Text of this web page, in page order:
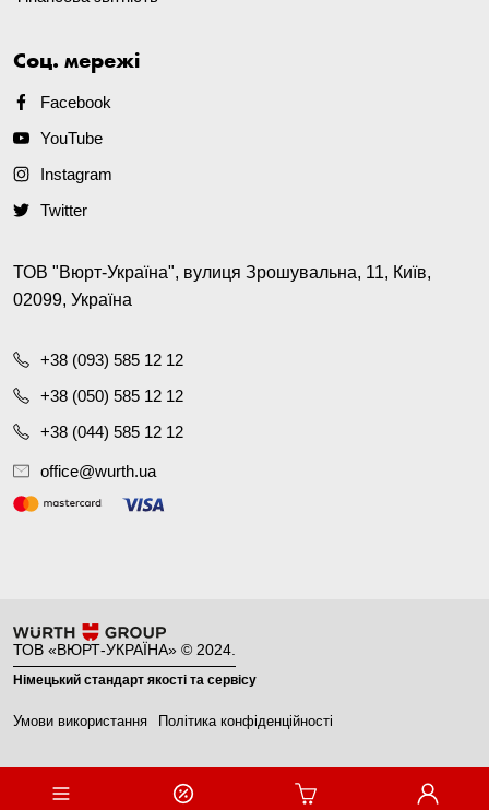
Соц. мережі
Facebook
YouTube
Instagram
Twitter
ТОВ "Вюрт-Україна", вулиця Зрошувальна, 11, Київ,
02099, Україна
+38 (093) 585 12 12
+38 (050) 585 12 12
+38 (044) 585 12 12
office@wurth.ua
ТОВ «ВЮРТ-УКРАЇНА» © 2024.
Німецький стандарт якості та сервісу
Умови використання Політика конфіденційності